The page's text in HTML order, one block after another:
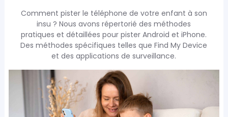
Comment pister le téléphone de votre enfant à son
insu ? Nous avons répertorié des méthodes
pratiques et détaillées pour pister Android et iPhone.
Des méthodes spécifiques telles que Find My Device
et des applications de surveillance.